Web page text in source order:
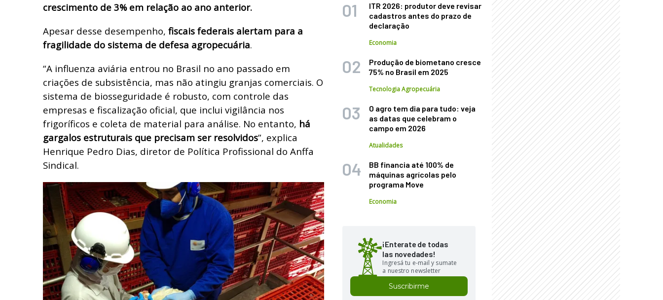
crescimento de 3% em relação ao ano anterior.
Apesar desse desempenho, fiscais federais alertam para a
fragilidade do sistema de defesa agropecuária.
“A influenza aviária entrou no Brasil no ano passado em
criações de subsistência, mas não atingiu granjas comerciais. O
sistema de biosseguridade é robusto, com controle das
empresas e fiscalização oficial, que inclui vigilância nos
frigoríficos e coleta de material para análise. No entanto, há
gargalos estruturais que precisam ser resolvidos”, explica
Henrique Pedro Dias, diretor de Política Profissional do Anffa
Sindical.
ITR 2026: produtor deve revisar
cadastros antes do prazo de
declaração
Economia
Produção de biometano cresce
75% no Brasil em 2025
Tecnologia Agropecuária
O agro tem dia para tudo: veja
as datas que celebram o
campo em 2026
Atualidades
BB financia até 100% de
máquinas agrícolas pelo
programa Move
Economia
¡Enterate de todas
las novedades!
Ingresá tu e-mail y sumate
a nuestro newsletter
Suscribirme